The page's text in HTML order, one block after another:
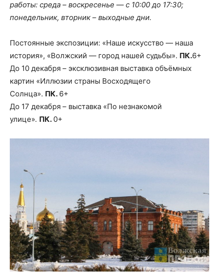
работы: среда – воскресенье — с 10:00 до 17:30;
понедельник, вторник – выходные дни.
Постоянные экспозиции: «Наше искусство — наша
история», «Волжский — город нашей судьбы». ПК.6+
До 10 декабря – эксклюзивная выставка объёмных
картин «Иллюзии страны Восходящего
Солнца». ПК. 6+
До 17 декабря – выставка «По незнакомой
улице». ПК. 0+